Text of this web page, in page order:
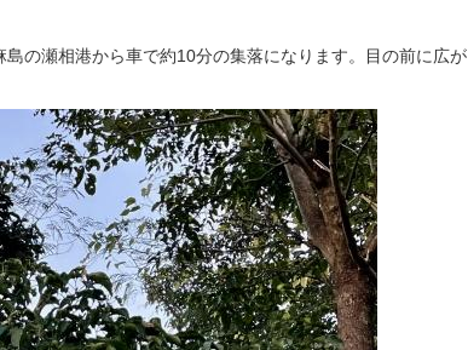
の瀬相港から車で約10分の集落になります。目の前に広が